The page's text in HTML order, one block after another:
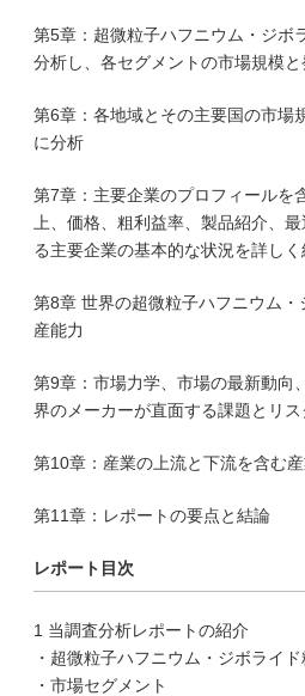
第5章：超微粒子ハフニウム・ジボ
分析し、各セグメントの市場規模
第6章：各地域とその主要国の市場
に分析
第7章：主要企業のプロフィールを
上、価格、粗利益率、製品紹介、
る主要企業の基本的な状況を詳しく
第8章 世界の超微粒子ハフニウム
産能力
第9章：市場力学、市場の最新動向
界のメーカーが直面する課題とリ
第10章：産業の上流と下流を含む
第11章：レポートの要点と結論
レポート目次
1 当調査分析レポートの紹介
・超微粒子ハフニウム・ジボライ
・市場セグメント